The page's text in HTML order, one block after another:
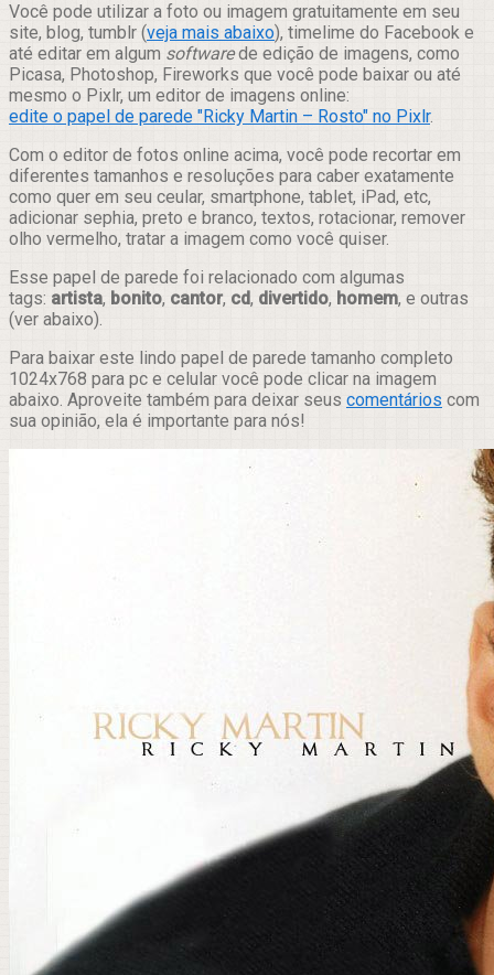
Você pode utilizar a foto ou imagem gratuitamente em seu
site, blog, tumblr (veja mais abaixo), timelime do Facebook e
até editar em algum softwarede edição de imagens, como
Picasa, Photoshop, Fireworks que você pode baixar ou até
mesmo o Pixlr, um editor de imagens online:
edite o papel de parede "Ricky Martin – Rosto" no Pixlr.
Com o editor de fotos online acima, você pode recortar em
diferentes tamanhos e resoluções para caber exatamente
como quer em seu ceular, smartphone, tablet, iPad, etc,
adicionar sephia, preto e branco, textos, rotacionar, remover
olho vermelho, tratar a imagem como você quiser.
Esse papel de parede foi relacionado com algumas
tags: artista, bonito, cantor, cd, divertido, homem, e outras
(ver abaixo).
Para baixar este lindo papel de parede tamanho completo
1024x768 para pc e celular você pode clicar na imagem
abaixo. Aproveite também para deixar seus comentários com
sua opinião, ela é importante para nós!